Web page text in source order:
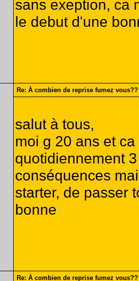
sans exeption, ca
le debut d'une
Re: À combien de reprise fumez vous??
salut à tous,
moi g 20 ans et
quotidiennement
conséquences
starter, de passer
bonne
Re: À combien de reprise fumez vous??